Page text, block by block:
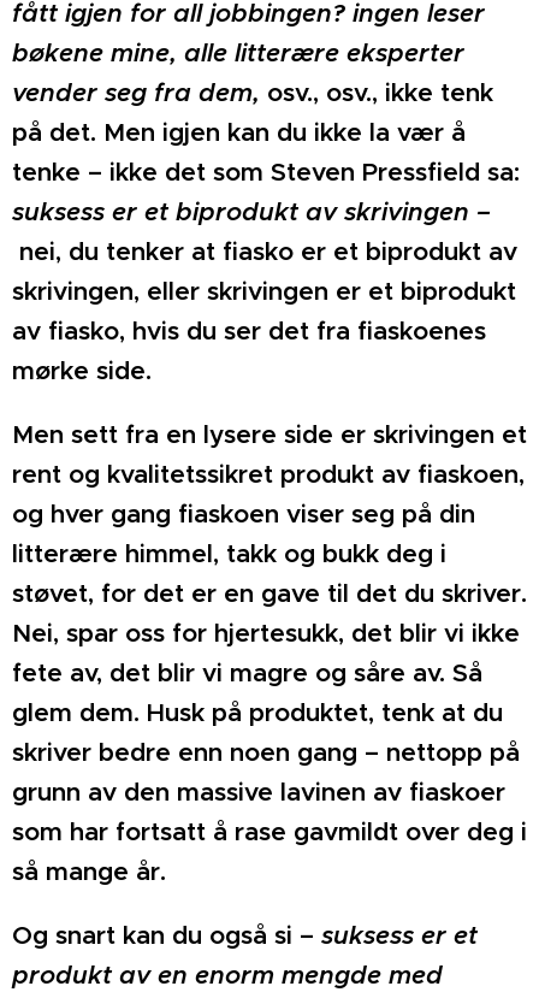
fått igjen for all jobbingen? ingen leser
bøkene mine, alle litterære eksperter
vender seg fra dem, osv., osv., ikke tenk
på det. Men igjen kan du ikke la vær å
tenke – ikke det som Steven Pressfield sa:
suksess er et biprodukt av skrivingen –
nei, du tenker at fiasko er et biprodukt av
skrivingen, eller skrivingen er et biprodukt
av fiasko, hvis du ser det fra fiaskoenes
mørke side.
Men sett fra en lysere side er skrivingen et
rent og kvalitetssikret produkt av fiaskoen,
og hver gang fiaskoen viser seg på din
litterære himmel, takk og bukk deg i
støvet, for det er en gave til det du skriver.
Nei, spar oss for hjertesukk, det blir vi ikke
fete av, det blir vi magre og såre av. Så
glem dem. Husk på produktet, tenk at du
skriver bedre enn noen gang – nettopp på
grunn av den massive lavinen av fiaskoer
som har fortsatt å rase gavmildt over deg i
så mange år.
Og snart kan du også si – suksess er et
produkt av en enorm mengde med